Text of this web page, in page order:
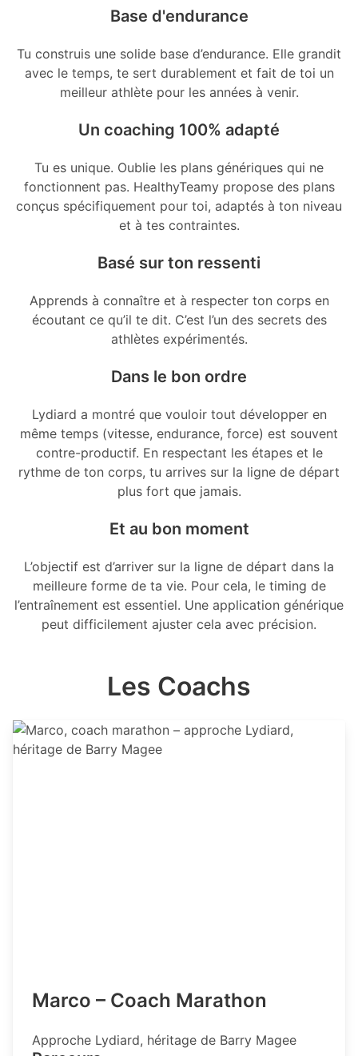
Base d'endurance
Tu construis une solide base d’endurance. Elle grandit
avec le temps, te sert durablement et fait de toi un
meilleur athlète pour les années à venir.
Un coaching 100% adapté
Tu es unique. Oublie les plans génériques qui ne
fonctionnent pas. HealthyTeamy propose des plans
conçus spécifiquement pour toi, adaptés à ton niveau
et à tes contraintes.
Basé sur ton ressenti
Apprends à connaître et à respecter ton corps en
écoutant ce qu’il te dit. C’est l’un des secrets des
athlètes expérimentés.
Dans le bon ordre
Lydiard a montré que vouloir tout développer en
même temps (vitesse, endurance, force) est souvent
contre-productif. En respectant les étapes et le
rythme de ton corps, tu arrives sur la ligne de départ
plus fort que jamais.
Et au bon moment
L’objectif est d’arriver sur la ligne de départ dans la
meilleure forme de ta vie. Pour cela, le timing de
l’entraînement est essentiel. Une application générique
peut difficilement ajuster cela avec précision.
Les Coachs
Marco – Coach Marathon
Approche Lydiard, héritage de Barry Magee